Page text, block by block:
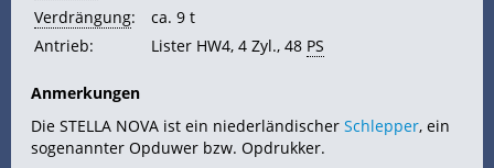
Verdrängung:
ca. 9 t
Antrieb:
Lister HW4, 4 Zyl., 48 PS
Anmerkungen
Die STELLA NOVA ist ein niederländischer Schlepper, ein
sogenannter Opduwer bzw. Opdrukker.